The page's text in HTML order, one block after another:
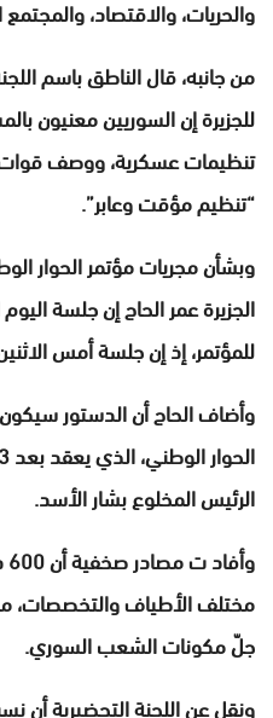
والحريات، والاقتصاد،
من جانبه، قال الناطق باسم
للجزيرة إن السوريين معنيون
تنظيمات عسكرية، ووصف قوات
“تنظيم مؤقت وعابر”.
وبشأن مجريات مؤتمر الحوار
الجزيرة عمر الحاج إن جلسة
للمؤتمر، إذ إن جلسة أمس
وأضاف الحاج أن الدستور
الرئيس المخلوع بشار الأسد.
مختلف الأطياف والتخصصات،
جلّ مكونات الشعب السوري.